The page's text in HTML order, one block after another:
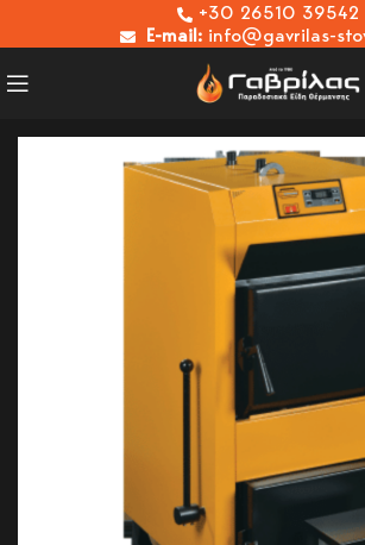
+30 26510 39542
E-mail: info@gavrilas-